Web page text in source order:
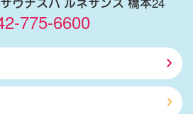
775-6600